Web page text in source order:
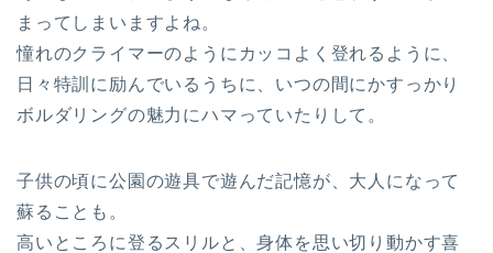
まってしまいますよね。
憧れのクライマーのようにカッコよく登れるように、
日々特訓に励んでいるうちに、いつの間にかすっかり
ボルダリングの魅力にハマっていたりして。
子供の頃に公園の遊具で遊んだ記憶が、大人になって
蘇ることも。
高いところに登るスリルと、身体を思い切り動かす喜